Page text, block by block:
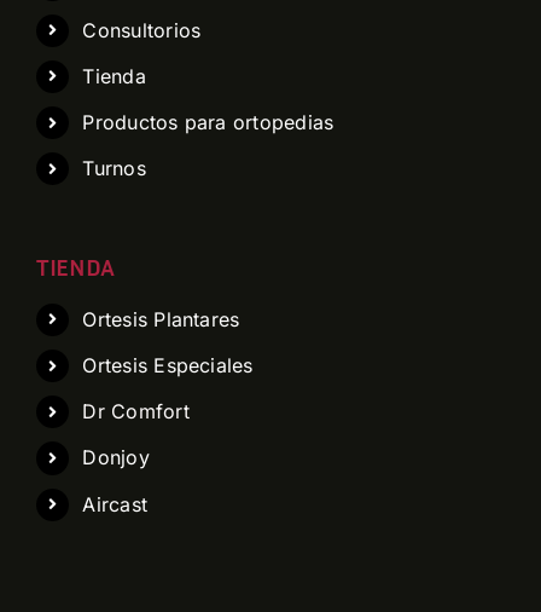
Consultorios
Tienda
Productos para ortopedias
Turnos
TIENDA
Ortesis Plantares
Ortesis Especiales
Dr Comfort
Donjoy
Aircast